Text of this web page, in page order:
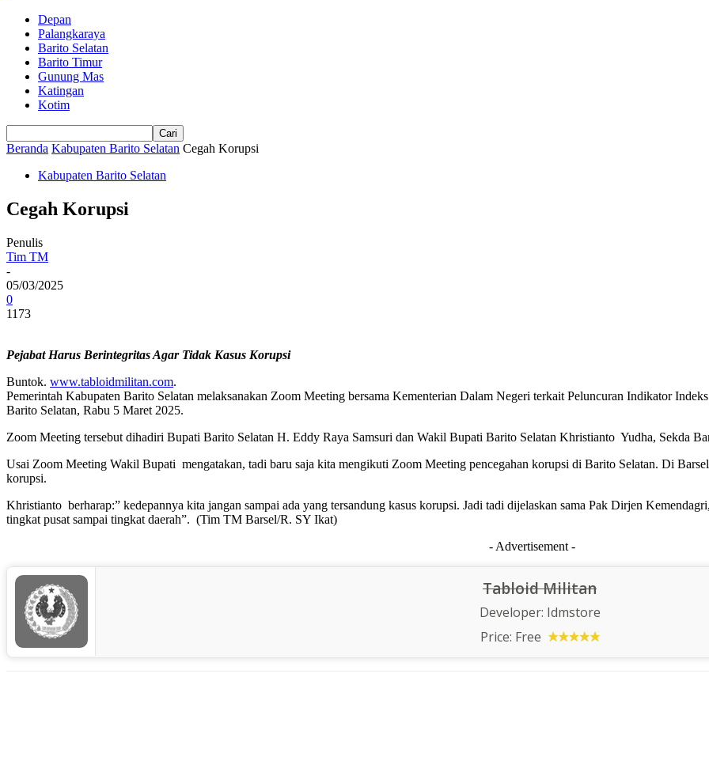
Depan
Palangkaraya
Barito Selatan
Barito Timur
Gunung Mas
Katingan
Kotim
Beranda Kabupaten Barito Selatan Cegah Korupsi
Kabupaten Barito Selatan
Cegah Korupsi
Penulis
Tim TM
-
05/03/2025
0
1173
Pejabat Harus Berintegritas Agar Tidak Kasus Korupsi
Buntok. www.tabloidmilitan.com.
Pemerintah Kabupaten Barito Selatan melaksanakan Zoom Meeting bersama Kementerian Dalam Negeri terkait Peluncuran Indikator
Barito Selatan, Rabu 5 Maret 2025.
Zoom Meeting tersebut dihadiri Bupati Barito Selatan H. Eddy Raya Samsuri dan Wakil Bupati Barito Selatan Khristianto Yudha, Sekda
Usai Zoom Meeting Wakil Bupati mengatakan, tadi baru saja kita mengikuti Zoom Meeting pencegahan korupsi di Barito Selatan. Di
korupsi.
Khristianto berharap:” kedepannya kita jangan sampai ada yang tersandung kasus korupsi. Jadi tadi dijelaskan sama Pak Dirjen
tingkat pusat sampai tingkat daerah”. (Tim TM Barsel/R. SY Ikat)
- Advertisement -
Tabloid Militan
Developer: Idmstore
Price: Free